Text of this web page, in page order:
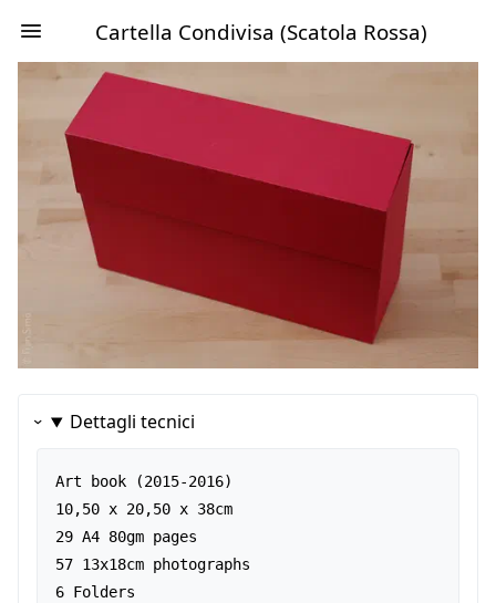
Cartella Condivisa (Scatola Rossa)
Dettagli tecnici
Art book (2015-2016)
10,50 x 20,50 x 38cm
29 A4 80gm pages
57 13x18cm photographs
6 Folders